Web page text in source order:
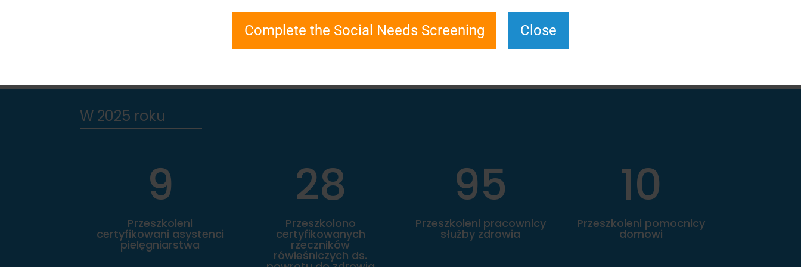
się pracodawcą przyuczającym do zawodu.
W 2025 roku
9
Przeszkoleni
certyfikowani asystenci
pielęgniarstwa
28
Przeszkolono
certyfikowanych
rzeczników
rówieśniczych ds.
95
Przeszkoleni pracownicy
służby zdrowia
10
Przeszkoleni pomocnicy
domowi
Complete the Social Needs Screening Close